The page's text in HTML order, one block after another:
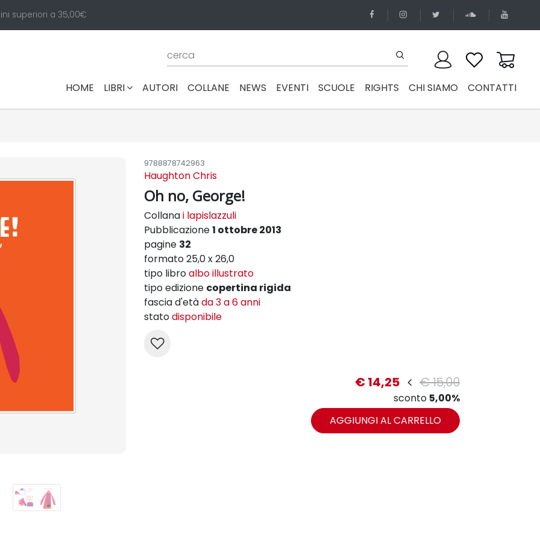
superiori a 35,00€
HOME (CURRENT)
LIBRI AUTORI COLLANE NEWS EVENTI SCUOLE RIGHTS CHI SIAMO CONTATTI
9788878742963
Haughton Chris
Oh no, George!
Collanai lapislazzuli
Pubblicazione1 ottobre 2013
pagine 32
formato 25,0 x 26,0
tipo libroalbo illustrato
tipo edizione copertina rigida
fascia d'etàda 3 a 6 anni
statodisponibile
€ 14,25 € 15,00
sconto 5,00%
AGGIUNGI AL CARRELLO